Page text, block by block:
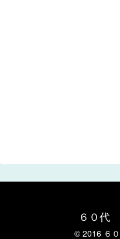
６０代
© 2016 ６